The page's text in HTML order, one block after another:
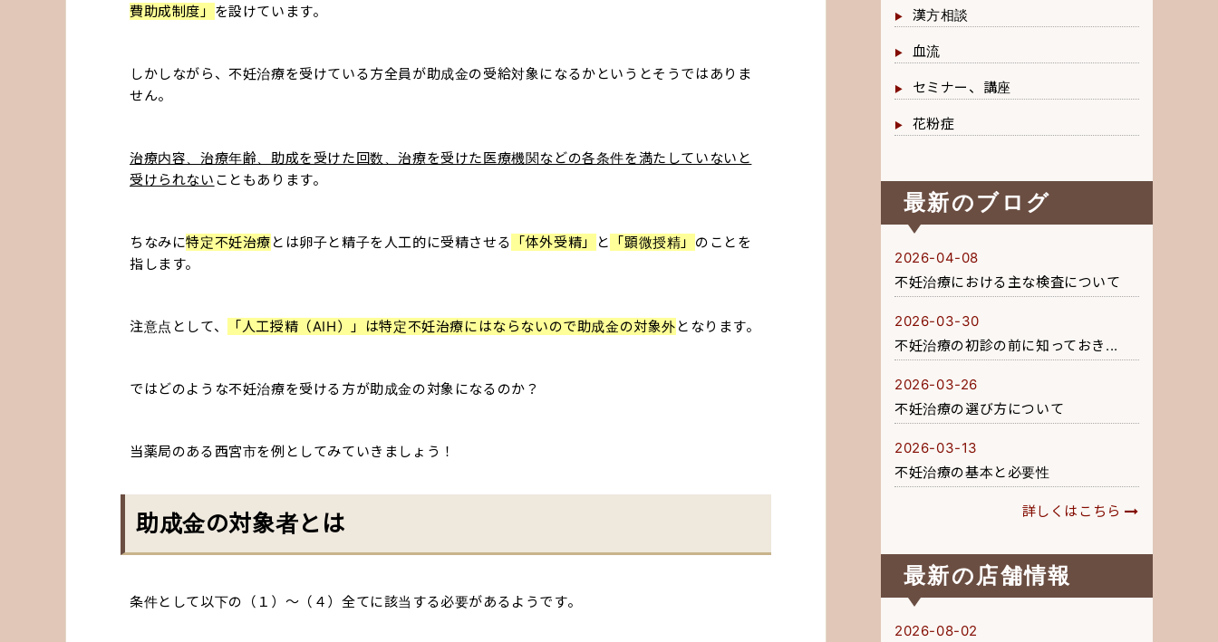
費助成制度」 を設けています。
しかしながら、不妊治療を受けている方全員が助成金の受給対象になるかというとそうではありま
せん。
治療内容、治療年齢、助成を受けた回数、治療を受けた医療機関などの各条件を満たしていないと
受けられない こともあります。
ちなみに特定不妊治療 とは卵子と精子を人工的に受精させる 「体外受精」 と 「顕微授精」 のことを
指します。
注意点として、 「人工授精（AIH）」は特定不妊治療にはならないので助成金の対象外 となります。
ではどのような不妊治療を受ける方が助成金の対象になるのか？
当薬局のある西宮市を例としてみていきましょう！
助成金の対象者とは
条件として以下の（１）〜（４）全てに該当する必要があるようです。
漢方相談
血流
セミナー、講座
花粉症
最新のブログ
2026-04-08
不妊治療における主な検査について
2026-03-30
不妊治療の初診の前に知っておき...
2026-03-26
不妊治療の選び方について
2026-03-13
不妊治療の基本と必要性
詳しくはこちら
最新の店舗情報
2026-08-02